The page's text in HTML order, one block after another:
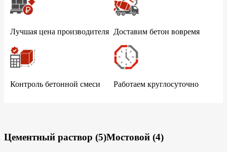
Лучшая цена производителя Доставим бетон вовремя
Контроль бетонной смеси Работаем круглосуточно
Цементный раствор (5)Мостовой (4)